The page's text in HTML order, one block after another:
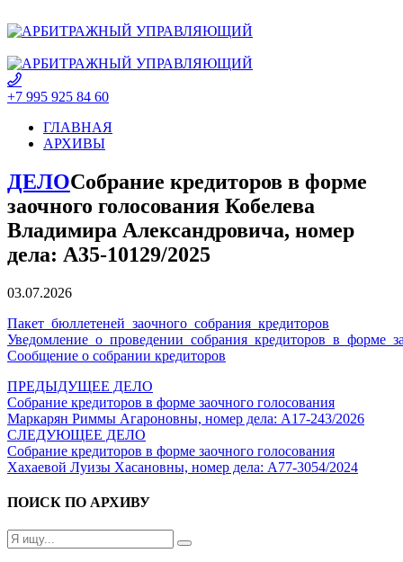
+7 995 925 84 60
ГЛАВНАЯ
АРХИВЫ
ДЕЛОСобрание кредиторов в форме
заочного голосования Кобелева
Владимира Александровича, номер
дела: А35-10129/2025
03.07.2026
Пакет_бюллетеней_заочного_собрания_кредиторов
Сообщение о собрании кредиторов
ПРЕДЫДУЩЕЕ ДЕЛО
Собрание кредиторов в форме заочного голосования
Маркарян Риммы Агароновны, номер дела: А17-243/2026
СЛЕДУЮЩЕЕ ДЕЛО
Собрание кредиторов в форме заочного голосования
Хахаевой Луизы Хасановны, номер дела: А77-3054/2024
ПОИСК ПО АРХИВУ